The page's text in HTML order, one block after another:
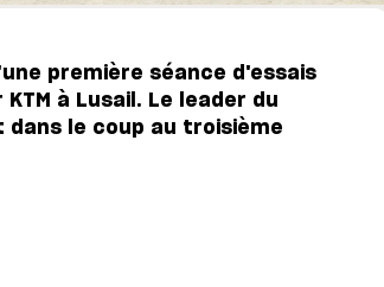
première séance d'essais
à Lusail. Le leader du
dans le coup au troisième